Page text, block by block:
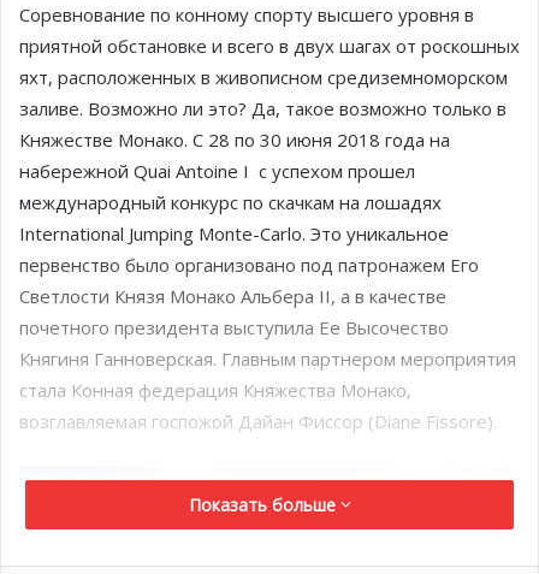
Соревнование по конному спорту высшего уровня в
приятной обстановке и всего в двух шагах от роскошных
яхт, расположенных в живописном средиземноморском
заливе. Возможно ли это? Да, такое возможно только в
Княжестве Монако. С 28 по 30 июня 2018 года на
набережной Quai Antoine I с успехом прошел
международный конкурс по скачкам на лошадях
International Jumping Monte-Carlo. Это уникальное
первенство было организовано под патронажем Его
Светлости Князя Монако Альбера II, а в качестве
почетного президента выступила Ее Высочество
Княгиня Ганноверская. Главным партнером мероприятия
стала Конная федерация Княжества Монако,
возглавляемая госпожой Дайан Фиссор (Diane Fissore).
Показать больше